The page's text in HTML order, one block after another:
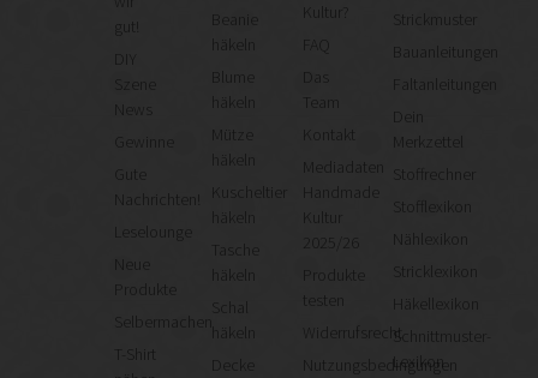
gut!
News
Gute
Nachrichten!
Leselounge
Neue
Produkte
Selbermachen
T-Shirt
häkeln
häkeln
Mütze
häkeln
Kuscheltier
Tasche
häkeln
Kultur?
Das
Team
Kontakt
Mediadaten
Kultur
2025/26
Produkte
testen
Widerrufsrecht
Nutzungsbedingungen
Strickmuster
Bauanleitungen
Faltanleitungen
Merkzettel
Stoffrechner
Stofflexikon
Nählexikon
Stricklexikon
Häkellexikon
Schnittmuster-
Lexikon